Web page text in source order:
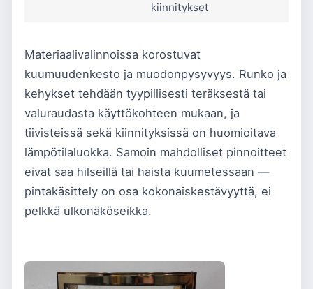
kiinnitykset
Materiaalivalinnoissa korostuvat
kuumuudenkesto ja muodonpysyvyys. Runko ja
kehykset tehdään tyypillisesti teräksestä tai
valuraudasta käyttökohteen mukaan, ja
tiivisteissä sekä kiinnityksissä on huomioitava
lämpötilaluokka. Samoin mahdolliset pinnoitteet
eivät saa hilseillä tai haista kuumetessaan —
pintakäsittely on osa kokonaiskestävyyttä, ei
pelkkä ulkonäköseikka.